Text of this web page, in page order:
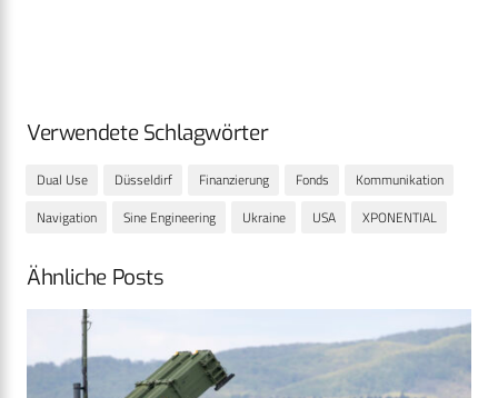
Verwendete Schlagwörter
Dual Use Düsseldirf Finanzierung Fonds
Kommunikation
Navigation
Sine Engineering Ukraine USA XPONENTIAL
Ähnliche Posts